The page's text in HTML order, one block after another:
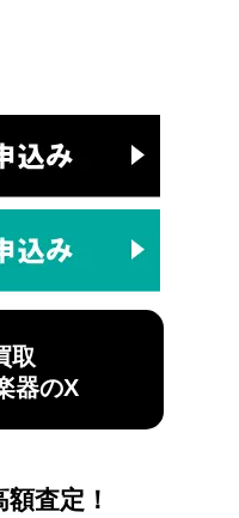
取
器のX
査定！